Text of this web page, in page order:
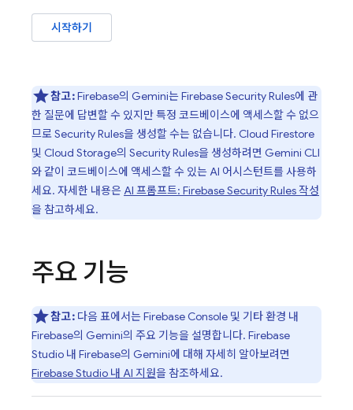
시작하기
참고:Firebase의 Gemini는Firebase Security Rules에 관
한 질문에 답변할 수 있지만 특정 코드베이스에 액세스할 수 없으
므로 Security Rules을 생성할 수는 없습니다. Cloud Firestore
및 Cloud Storage의 Security Rules을 생성하려면 Gemini CLI
와 같이 코드베이스에 액세스할 수 있는 AI 어시스턴트를 사용하
세요. 자세한 내용은AI 프롬프트: Firebase Security Rules작성
을 참고하세요.
주요 기능
참고:다음 표에서는FirebaseConsole 및 기타 환경 내
Firebase의 Gemini의 주요 기능을 설명합니다. Firebase
Studio 내 Firebase의 Gemini에 대해 자세히 알아보려면
Firebase Studio 내 AI 지원을 참조하세요.